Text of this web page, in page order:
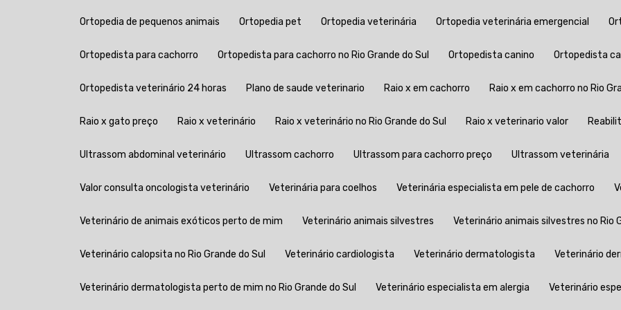
Ortopedia de pequenos animais Ortopedia pet Ortopedia veterinária Ortopedia veterinária emergencial
Ortopedista para cachorro Ortopedista para cachorro no Rio Grande do Sul Ortopedista canino Ortopedista
Ortopedista veterinário 24 horas Plano de saude veterinario Raio x em cachorro Raio x em cachorro no Rio
Raio x gato preço Raio x veterinário Raio x veterinário no Rio Grande do Sul Raio x veterinario valor
Ultrassom abdominal veterinário Ultrassom cachorro Ultrassom para cachorro preço Ultrassom veterinária
Valor consulta oncologista veterinário Veterinária para coelhos Veterinária especialista em pele de cachorro
Veterinário de animais exóticos perto de mim Veterinário animais silvestres Veterinário animais silvestres no Rio
Veterinário calopsita no Rio Grande do Sul Veterinário cardiologista Veterinário dermatologista Veterinário
Veterinário dermatologista perto de mim no Rio Grande do Sul Veterinário especialista em alergia Veterinário